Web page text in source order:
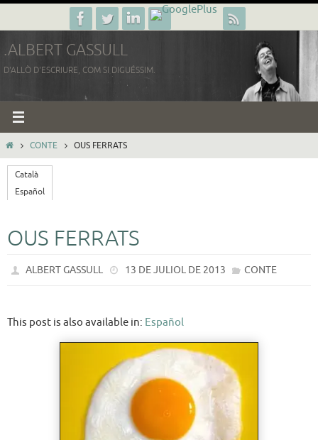
to
content
.ALBERT GASSULL
D'ALLÒ D'ESCRIURE, COM SI DIGUÉSSIM.
HOMECONTE OUS FERRATS
Català
Español
OUS FERRATS
ALBERT GASSULL 13 DE JULIOL DE 2013 CONTE
This post is also available in: Español